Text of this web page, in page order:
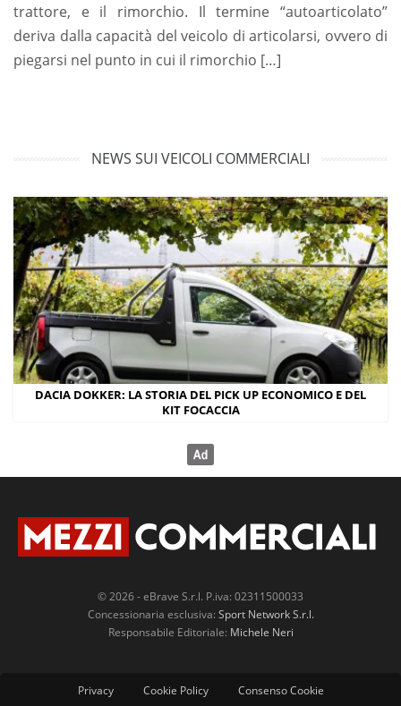
trattore, e il rimorchio. Il termine “autoarticolato”
deriva dalla capacità del veicolo di articolarsi, ovvero di
piegarsi nel punto in cui il rimorchio […]
NEWS SUI VEICOLI COMMERCIALI
DACIA DOKKER: LA STORIA DEL PICK UP ECONOMICO E DEL
KIT FOCACCIA
© 2026 - eBrave S.r.l. P.iva: 02311500033
Concessionaria esclusiva: Sport Network S.r.l.
Responsabile Editoriale: Michele Neri
Privacy Cookie Policy Consenso Cookie